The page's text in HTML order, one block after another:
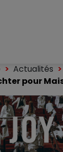
Actualités
pour